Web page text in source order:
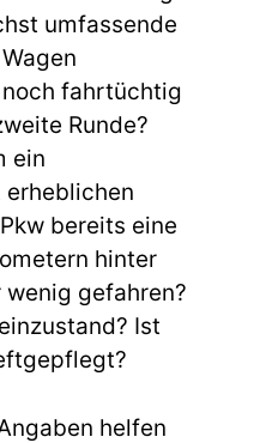
umfassende
fahrtüchtig
Runde?
ein
bereits eine
hinter
gefahren?
Ist
helfen